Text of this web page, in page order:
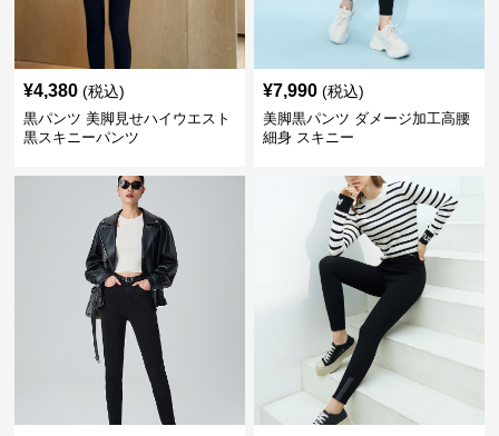
¥4,380 (税込)
黒パンツ 美脚見せハイウエスト
黒スキニーパンツ
¥7,990 (税込)
美脚黒パンツ ダメージ加工高腰
細身 スキニー